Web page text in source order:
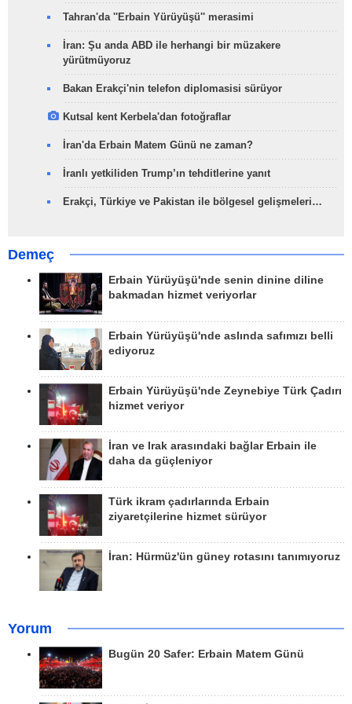
Tahran'da ''Erbain Yürüyüşü'' merasimi
İran: Şu anda ABD ile herhangi bir müzakere
yürütmüyoruz
Bakan Erakçi'nin telefon diplomasisi sürüyor
Kutsal kent Kerbela'dan fotoğraflar
İran'da Erbain Matem Günü ne zaman?
İranlı yetkiliden Trump’ın tehditlerine yanıt
Erakçi, Türkiye ve Pakistan ile bölgesel gelişmeleri…
Demeç
Erbain Yürüyüşü'nde senin dinine diline
bakmadan hizmet veriyorlar
Erbain Yürüyüşü'nde aslında safımızı belli
ediyoruz
Erbain Yürüyüşü'nde Zeynebiye Türk Çadırı
hizmet veriyor
İran ve Irak arasındaki bağlar Erbain ile
daha da güçleniyor
Türk ikram çadırlarında Erbain
ziyaretçilerine hizmet sürüyor
İran: Hürmüz'ün güney rotasını tanımıyoruz
Yorum
Bugün 20 Safer: Erbain Matem Günü